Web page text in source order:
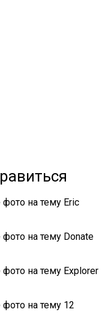
на тему Eric
на тему Donate
на тему Explorer
на тему 12